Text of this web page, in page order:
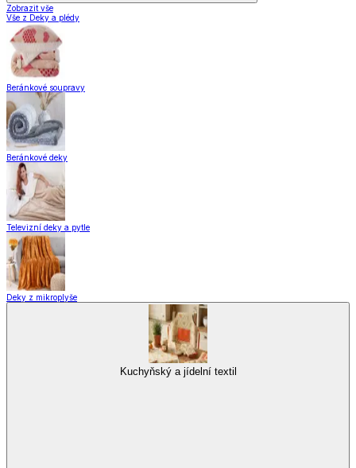
Zobrazit vše
Vše z Deky a plédy
Beránkové soupravy
Beránkové deky
Televizní deky a pytle
Deky z mikroplyše
Kuchyňský a jídelní textil